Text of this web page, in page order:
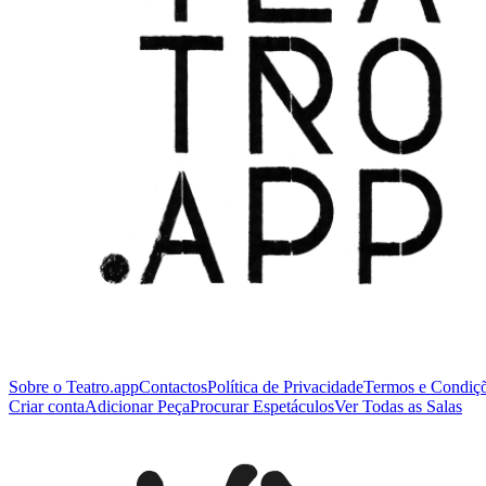
Sobre o Teatro.appContactosPolítica de PrivacidadeTermos e
Criar contaAdicionar PeçaProcurar EspetáculosVer Todas as Salas